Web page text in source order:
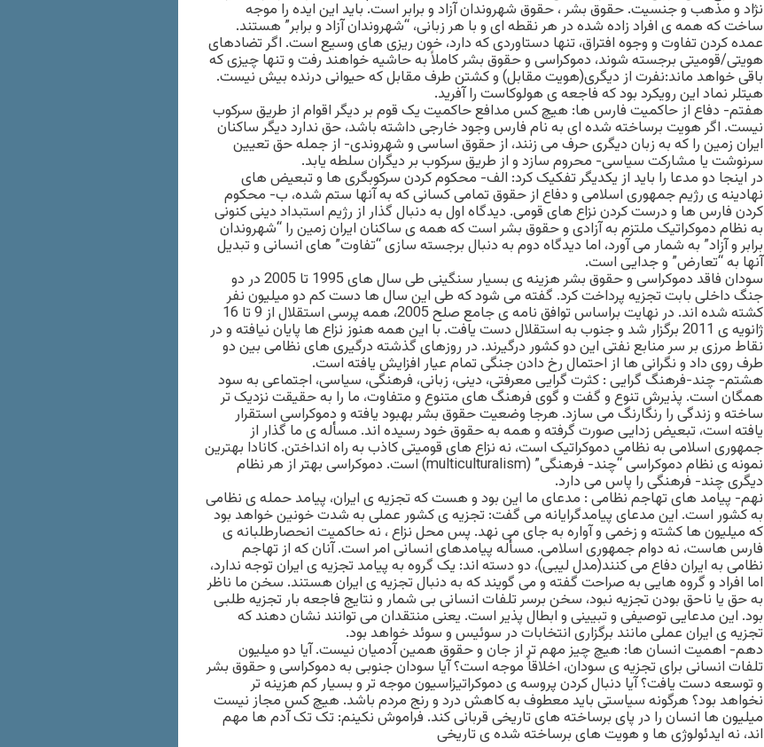
نژاد و مذهب و جنسیت. حقوق بشر ، حقوق شهروندان آزاد و برابر است. باید این ایده را موجه
ساخت که همه ی افراد زاده شده در هر نقطه ای و با هر زبانی، “شهروندان آزاد و برابر” هستند.
عمده کردن تفاوت و وجوه افتراق، تنها دستاوردی که دارد، خون ریزی های وسیع است. اگر تضادهای
هویتی/قومیتی برجسته شوند، دموکراسی و حقوق بشر کاملاً به حاشیه خواهند رفت و تنها چیزی که
باقی خواهد ماند:نفرت از دیگری(هویت مقابل) و کشتن طرف مقابل که حیوانی درنده بیش نیست.
هیتلر نماد این رویکرد بود که فاجعه ی هولوکاست را آفرید.
هفتم- دفاع از حاکمیت فارس ها: هیچ کس مدافع حاکمیت یک قوم بر دیگر اقوام از طریق سرکوب
نیست. اگر هویت برساخته شده ای به نام فارس وجود خارجی داشته باشد، حق ندارد دیگر ساکنان
ایران زمین را که به زبان دیگری حرف می زنند، از حقوق اساسی و شهروندی- از جمله حق تعیین
سرنوشت یا مشارکت سیاسی- محروم سازد و از طریق سرکوب بر دیگران سلطه یابد.
در اینجا دو مدعا را باید از یکدیگر تفکیک کرد: الف- محکوم کردن سرکوبگری ها و تبعیض های
نهادینه ی رژیم جمهوری اسلامی و دفاع از حقوق تمامی کسانی که به آنها ستم شده، ب- محکوم
کردن فارس ها و درست کردن نزاع های قومی. دیدگاه اول به دنبال گذار از رژیم استبداد دینی کنونی
به نظام دموکراتیک ملتزم به آزادی و حقوق بشر است که همه ی ساکنان ایران زمین را “شهروندان
برابر و آزاد” به شمار می آورد، اما دیدگاه دوم به دنبال برجسته سازی “تفاوت” های انسانی و تبدیل
آنها به “تعارض” و جدایی است.
سودان فاقد دموکراسی و حقوق بشر هزینه ی بسیار سنگینی طی سال های 1995 تا 2005 در دو
جنگ داخلی بابت تجزیه پرداخت کرد. گفته می شود که طی این سال ها دست کم دو میلیون نفر
کشته شده اند. در نهایت براساس توافق نامه ی جامع صلح 2005، همه پرسی استقلال از 9 تا 16
ژانویه ی 2011 برگزار شد و جنوب به استقلال دست یافت. با این همه هنوز نزاع ها پایان نیافته و در
نقاط مرزی بر سر منابع نفتی این دو کشور درگیرند. در روزهای گذشته درگیری های نظامی بین دو
طرف روی داد و نگرانی ها از احتمال رخ دادن جنگی تمام عیار افزایش یافته است.
هشتم- چند-فرهنگ گرایی : کثرت گرایی معرفتی، دینی، زبانی، فرهنگی، سیاسی، اجتماعی به سود
همگان است. پذیرش تنوع و گفت و گوی فرهنگ های متنوع و متفاوت، ما را به حقیقت نزدیک تر
ساخته و زندگی را رنگارنگ می سازد. هرجا وضعیت حقوق بشر بهبود یافته و دموکراسی استقرار
یافته است، تبعیض زدایی صورت گرفته و همه به حقوق خود رسیده اند. مسأله ی ما گذار از
جمهوری اسلامی به نظامی دموکراتیک است، نه نزاع های قومیتی کاذب به راه انداختن. کانادا بهترین
نمونه ی نظام دموکراسی “چند- فرهنگی” (multiculturalism) است. دموکراسی بهتر از هر نظام
دیگری چند- فرهنگی را پاس می دارد.
نهم- پیامد های تهاجم نظامی : مدعای ما این بود و هست که تجزیه ی ایران، پیامد حمله ی نظامی
به کشور است. این مدعای پیامدگرایانه می گفت: تجزیه ی کشور عملی به شدت خونین خواهد بود
که میلیون ها کشته و زخمی و آواره به جای می نهد. پس محل نزاع ، نه حاکمیت انحصارطلبانه ی
فارس هاست، نه دوام جمهوری اسلامی. مسأله پیامدهای انسانی امر است. آنان که از تهاجم
نظامی به ایران دفاع می کنند(مدل لیبی)، دو دسته اند: یک گروه به پیامد تجزیه ی ایران توجه ندارد،
اما افراد و گروه هایی به صراحت گفته و می گویند که به دنبال تجزیه ی ایران هستند. سخن ما ناظر
به حق یا ناحق بودن تجزیه نبود، سخن برسر تلفات انسانی بی شمار و نتایج فاجعه بار تجزیه طلبی
بود. این مدعایی توصیفی و تبیینی و ابطال پذیر است. یعنی منتقدان می توانند نشان دهند که
تجزیه ی ایران عملی مانند برگزاری انتخابات در سوئیس و سوئد خواهد بود.
دهم- اهمیت انسان ها: هیچ چیز مهم تر از جان و حقوق همین آدمیان نیست. آیا دو میلیون
تلفات انسانی برای تجزیه ی سودان، اخلاقاً موجه است؟ آیا سودان جنوبی به دموکراسی و حقوق بشر
و توسعه دست یافت؟ آیا دنبال کردن پروسه ی دموکراتیزاسیون موجه تر و بسیار کم هزینه تر
نخواهد بود؟ هرگونه سیاستی باید معطوف به کاهش درد و رنج مردم باشد. هیچ کس مجاز نیست
میلیون ها انسان را در پای برساخته های تاریخی قربانی کند. فراموش نکینم: تک تک آدم ها مهم
اند، نه ایدئولوژی ها و هویت های برساخته شده ی تاریخی